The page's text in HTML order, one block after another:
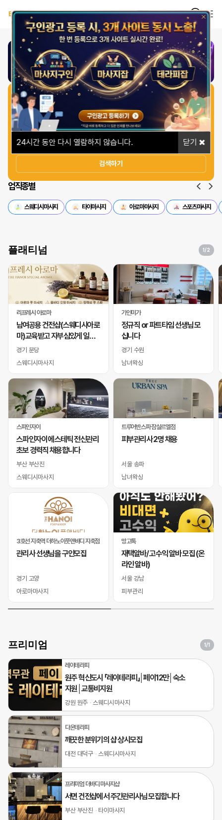
24시간 동안 다시 열람하지 않습니다. 닫기
1
일자리 빠르게 찾기
상세옵션
검색하기
업직종별
스웨디시마사지 타이마사지 아로마마사지 스포츠마사지
플래티넘 1/2
리프레시 아로마
남여공용 건전샵(스웨디시아로
마)교육받고 자부심있게 일하
실 바디테라피사 모십니다
경기 분당
스웨디시마사지
스파인자이
스파인자이 에스테틱 전신관리
초보 경력직 채용합니다
부산 부산진
스웨디시마사지
3호선 지축역 더하노이풋앤바디 지축점
관리사 선생님을 구인모집
경기 고양
아로마마사지
가인미가
정규직 or 파트타임 선생님 모
십니다
경기 수원
남녀왁싱
트루어반스파 잠실르엘점
피부관리사 2명 채용
서울 송파
남녀왁싱
망고톡
재택알바/ 고수익 알바 모집 (온
라인 알바)
서울 강남
피부관리
프리미엄 1/1
레이테라피
원주 혁신도시 「레이테라피」│페이12만│숙소
지원│교통비지원
강원 원주 스웨디시마사지
다온테라피
깨끗한 분위기의 샵 상시모집
대전 대덕구 스웨디시마사지
프리미엄 더바디 마사지샵
서면 건전샵에서 주간관리사님 모집합니다
부산 부산진 타이마사지